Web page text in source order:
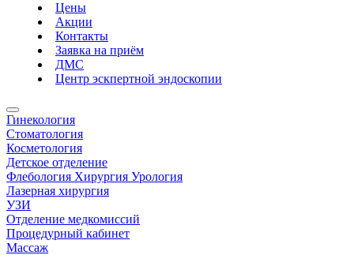
Цены
Акции
Контакты
Заявка на приём
ДМС
Центр эскпертной эндоскопии
Гинекология
Стоматология
Косметология
Детское отделение
Флебология Хирургия Урология
Лазерная хирургия
УЗИ
Отделение медкомиссий
Процедурный кабинет
Массаж